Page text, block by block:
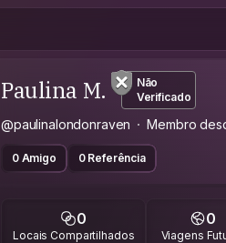
Paulina M.
Não
Verificado
@paulinalondonraven Membro
0 Amigo 0 Referência
0
Locais Compartilhados
0
Viagens